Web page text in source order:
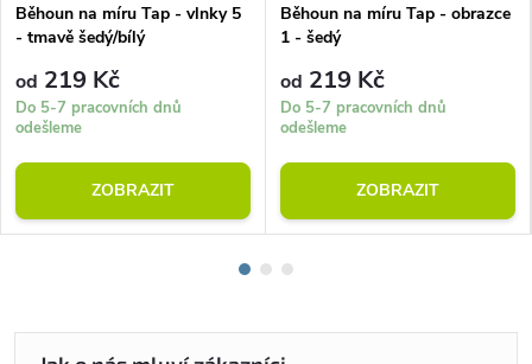
Běhoun na míru Tap - vlnky 5
- tmavě šedý/bílý
od 219 Kč
Do 5-7 pracovních dnů
odešleme
ZOBRAZIT
Běhoun na míru Tap - obrazce
1 - šedý
od 219 Kč
Do 5-7 pracovních dnů
odešleme
ZOBRAZIT